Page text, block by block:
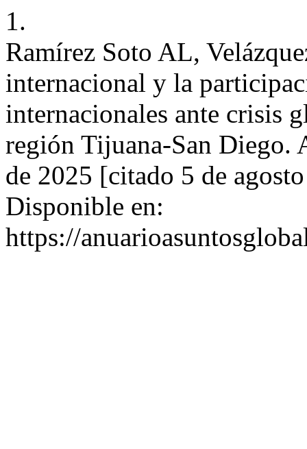
1.
Ramírez Soto AL,
internacional y la
internacionales ante crisis
región Tijuana-San
de 2025 [citado 5 de
Disponible en:
https://